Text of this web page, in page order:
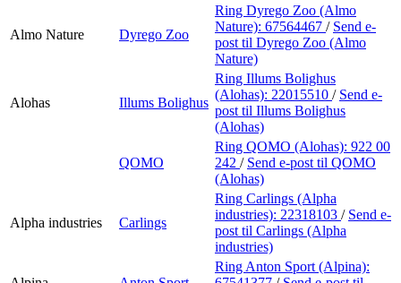
Almo Nature Dyrego Zoo
Ring Dyrego Zoo (Almo
Nature): 67564467 / Send e-
post til Dyrego Zoo (Almo
Nature)
Alohas Illums Bolighus
Ring Illums Bolighus
(Alohas): 22015510 / Send e-
post til Illums Bolighus
(Alohas)
QOMO
Ring QOMO (Alohas): 922 00
242 / Send e-post til QOMO
(Alohas)
Alpha industries Carlings
Ring Carlings (Alpha
industries): 22318103 / Send e-
post til Carlings (Alpha
industries)
Ring Anton Sport (Alpina):